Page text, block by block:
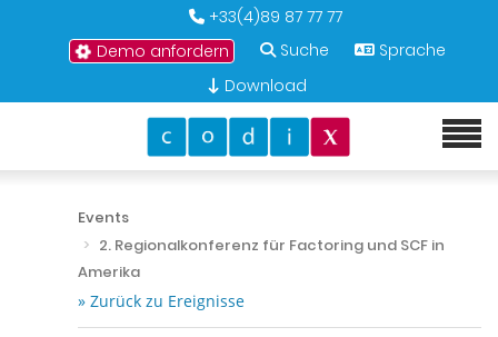
+33(4)89 87 77 77
Demo anfordern
Suche
Sprache
Download
Events
2. Regionalkonferenz für Factoring und SCF in
Amerika
» Zurück zu Ereignisse